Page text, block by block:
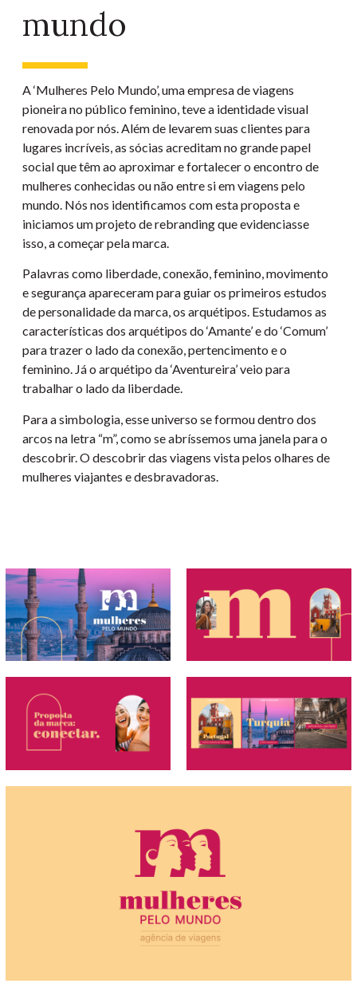
mundo
A ‘Mulheres Pelo Mundo’, uma empresa de viagens
pioneira no público feminino, teve a identidade visual
renovada por nós. Além de levarem suas clientes para
lugares incríveis, as sócias acreditam no grande papel
social que têm ao aproximar e fortalecer o encontro de
mulheres conhecidas ou não entre si em viagens pelo
mundo. Nós nos identificamos com esta proposta e
iniciamos um projeto de rebranding que evidenciasse
isso, a começar pela marca.
Palavras como liberdade, conexão, feminino, movimento
e segurança apareceram para guiar os primeiros estudos
de personalidade da marca, os arquétipos. Estudamos as
características dos arquétipos do ‘Amante’ e do ‘Comum’
para trazer o lado da conexão, pertencimento e o
feminino. Já o arquétipo da ‘Aventureira’ veio para
trabalhar o lado da liberdade.
Para a simbologia, esse universo se formou dentro dos
arcos na letra “m”, como se abríssemos uma janela para o
descobrir. O descobrir das viagens vista pelos olhares de
mulheres viajantes e desbravadoras.